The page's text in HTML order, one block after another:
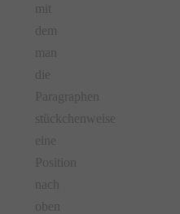
mit
dem
man
die
Paragraphen
stückchenweise
eine
Position
nach
oben